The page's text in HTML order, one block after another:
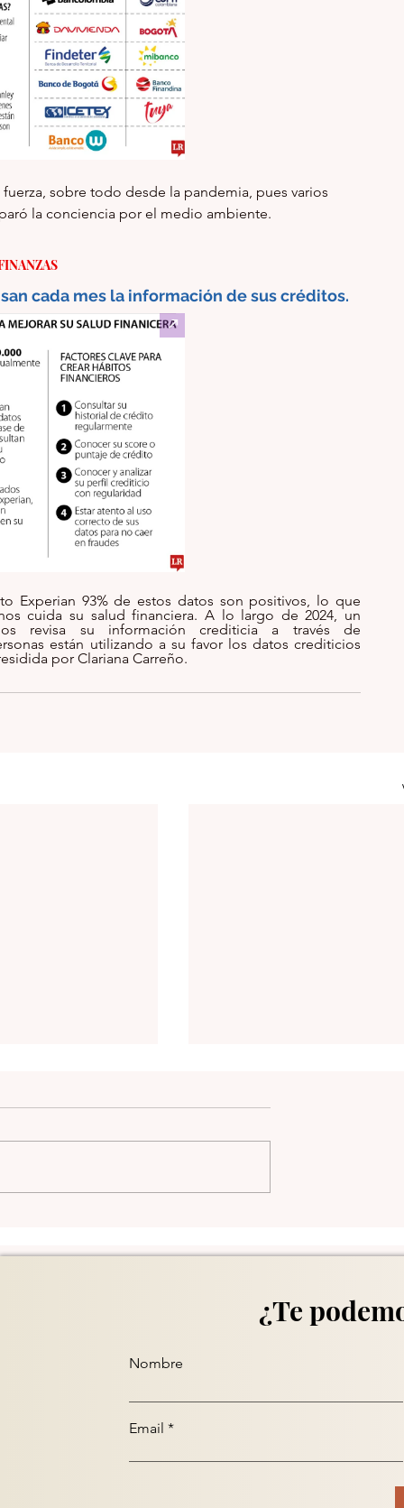
sobre todo desde la pandemia, pues varios
la conciencia por el medio ambiente.
cada mes la información de sus créditos.
Experian 93% de estos datos son positivos, lo que
cuida su salud financiera. A lo largo de 2024, un
están utilizando a su favor los datos crediticios
por Clariana Carreño.
¿Te
Nombre
Email